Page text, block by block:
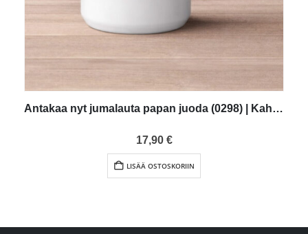
Antakaa nyt jumalauta papan juoda (0298) | Kahvikuppi 440ml
0out of 5
17,90 €
LISÄÄ OSTOSKORIIN